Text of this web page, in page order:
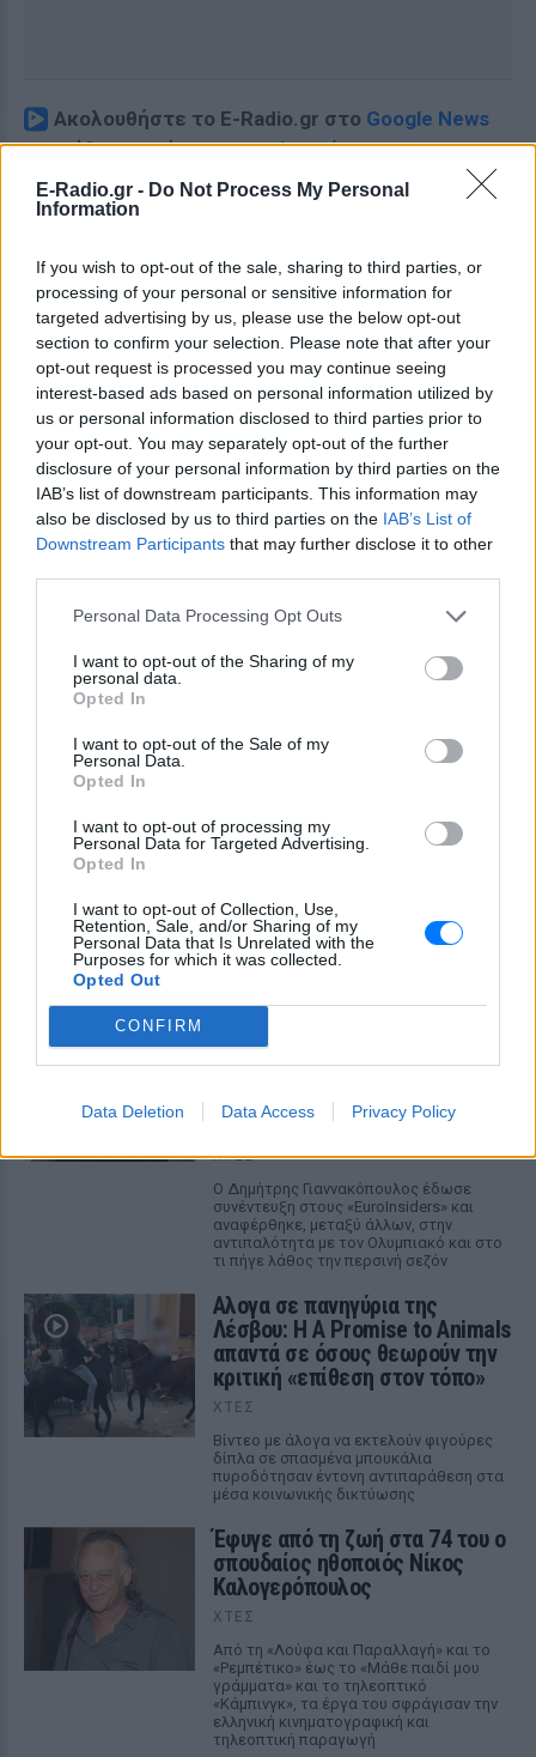
E-Radio.gr - Do Not Process My Personal
Information
If you wish to opt-out of the sale, sharing to third parties, or
processing of your personal or sensitive information for
targeted advertising by us, please use the below opt-out
section to confirm your selection. Please note that after your
opt-out request is processed you may continue seeing
interest-based ads based on personal information utilized by
us or personal information disclosed to third parties prior to
your opt-out. You may separately opt-out of the further
disclosure of your personal information by third parties on the
IAB’s list of downstream participants. This information may
also be disclosed by us to third parties on the IAB’s List of
Downstream Participants that may further disclose it to other
Personal Data Processing Opt Outs
I want to opt-out of the Sharing of my
personal data.
Opted In
I want to opt-out of the Sale of my
Personal Data.
Opted In
I want to opt-out of processing my
Personal Data for Targeted Advertising.
Opted In
I want to opt-out of Collection, Use,
Retention, Sale, and/or Sharing of my
Personal Data that Is Unrelated with the
Purposes for which it was collected.
Opted Out
CONFIRM
Data Deletion Data Access Privacy Policy
Ακολουθήστε το E-Radio.gr στο Google News
και μάθετε πρώτοιτα πιο hot νέα.
Για ακόμη περισσότερανέα , μπείτε στην
Ακολουθήστε το E-Radio.gr και στο Instagram
ΔΙΑΦΗΜΙΣΗ
ΔΕΙΤΕ ΕΠΙΣΗΣ
ΣΤΗΝ ΙΔΙΑ ΚΑΤΗΓΟΡΙΑ
«Πριν 10 χρόνια φώναζαν
μπάλα μπάσκετ είναι
πορτοκαλί»
ΧΤΕΣ
Ο Δημήτρης Γιαννακόπουλος έδωσε
συνέντευξη στους «EuroInsiders» και
αναφέρθηκε, μεταξύ άλλων, στην
αντιπαλότητα με τον Ολυμπιακό και στο
τι πήγε λάθος την περσινή σεζόν
Αλογα σε πανηγύρια της
Λέσβου: Η A Promise to Animals
απαντά σε όσους θεωρούν την
κριτική «επίθεση στον τόπο»
ΧΤΕΣ
Βίντεο με άλογα να εκτελούν φιγούρες
δίπλα σε σπασμένα μπουκάλια
πυροδότησαν έντονη αντιπαράθεση στα
μέσα κοινωνικής δικτύωσης
Έφυγε από τη ζωή στα 74 του ο
σπουδαίος ηθοποιός Νίκος
Καλογερόπουλος
ΧΤΕΣ
Από τη «Λούφα και Παραλλαγή» και το
«Ρεμπέτικο» έως το «Μάθε παιδί μου
γράμματα» και το τηλεοπτικό
«Κάμπινγκ», τα έργα του σφράγισαν την
ελληνική κινηματογραφική και
τηλεοπτική παραγωγή